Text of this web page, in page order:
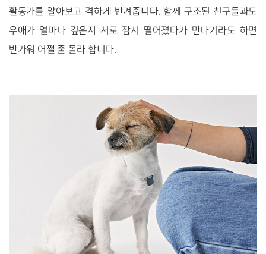
활동가를 알아보고 격하게 반겨줍니다. 함께 구조된 친구들과도
우애가 얼마나 깊은지 서로 잠시 떨어졌다가 만나기라도 하면
반가워 어쩔 줄 몰라 합니다.